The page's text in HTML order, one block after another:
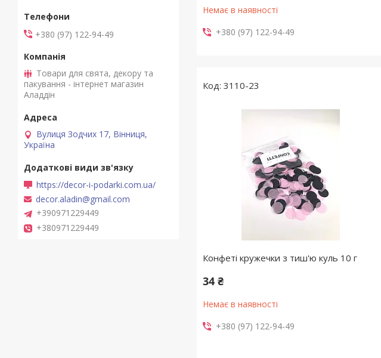
Немає в наявності
+380 (97) 122-94-49
3110-23
Конфеті кружечки з тиш'ю куль 10 г
34 ₴
Немає в наявності
+380 (97) 122-94-49
+380 (97) 122-94-49
Товари для свята, декору та
пакування - інтернет магазин
Аладдін
Вулиця Зодчих 17, Вінниця,
Україна
https://decor-i-podarki.com.ua/
decor.aladin@gmail.com
+390971229449
+380971229449